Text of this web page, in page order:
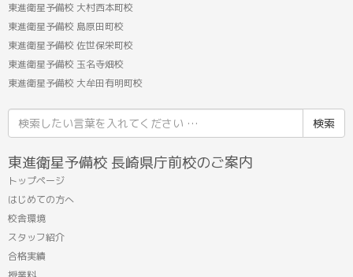
東進衛星予備校 大村西本町校
東進衛星予備校 島原田町校
東進衛星予備校 佐世保栄町校
東進衛星予備校 玉名寺畑校
東進衛星予備校 大牟田有明町校
索
結
東進衛星予備校 長崎県庁前校のご案内
トップページ
はじめての方へ
校舎環境
スタッフ紹介
合格実績